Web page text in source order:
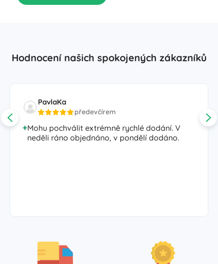
Hodnocení našich spokojených zákazníků
PavlaKa
předevčírem
Mohu pochválit extrémně rychlé dodání. V
neděli ráno objednáno, v pondělí dodáno.